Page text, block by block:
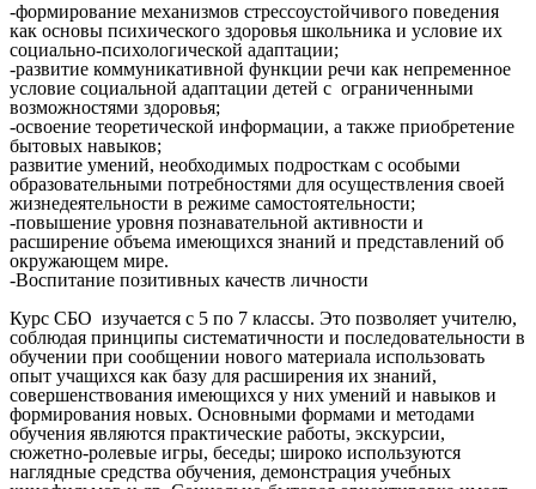
-формирование механизмов стрессоустойчивого поведения
как основы психического здоровья школьника и условие их
социально-психологической адаптации;
-развитие коммуникативной функции речи как непременное
условие социальной адаптации детей с ограниченными
возможностями здоровья;
-освоение теоретической информации, а также приобретение
бытовых навыков;
развитие умений, необходимых подросткам с особыми
образовательными потребностями для осуществления своей
жизнедеятельности в режиме самостоятельности;
-повышение уровня познавательной активности и
расширение объема имеющихся знаний и представлений об
окружающем мире.
-Воспитание позитивных качеств личности
Курс СБО изучается с 5 по 7 классы. Это позволяет учителю,
соблюдая принципы систематичности и последовательности в
обучении при сообщении нового материала использовать
опыт учащихся как базу для расширения их знаний,
совершенствования имеющихся у них умений и навыков и
формирования новых. Основными формами и методами
обучения являются практические работы, экскурсии,
сюжетно-ролевые игры, беседы; широко используются
наглядные средства обучения, демонстрация учебных